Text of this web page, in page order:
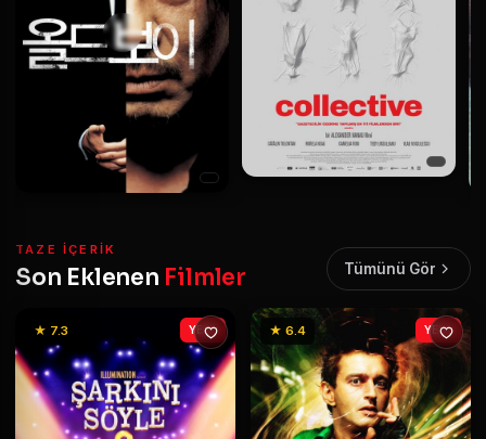
TAZE IÇERIK
Son Eklenen Filmler Tümünü Gör
★ 7.3 YENİ ★ 6.4 YENİ